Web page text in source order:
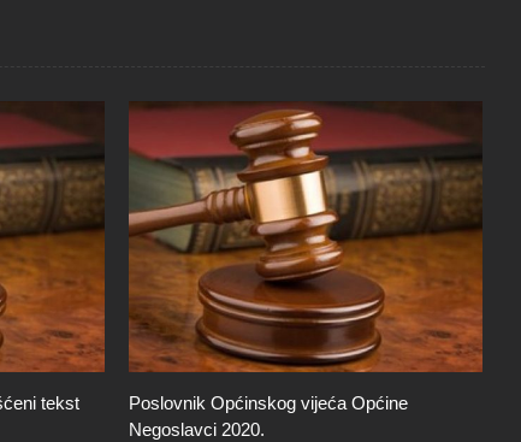
tekst
Poslovnik Općinskog vijeća Općine
Negoslavci 2020.